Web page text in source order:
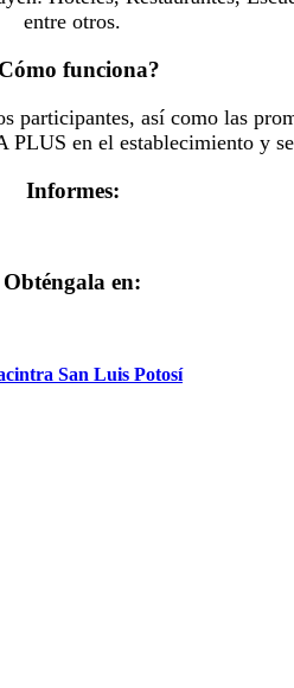
entre otros.
funciona?
participantes, así como las
en el establecimiento y
Informes:
Obténgala en:
San Luis Potosí